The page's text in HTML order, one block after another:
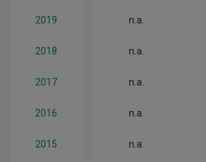
2019 n.a.
2018 n.a.
2017 n.a.
2016 n.a.
2015 n.a.